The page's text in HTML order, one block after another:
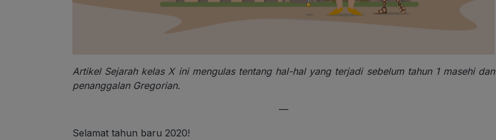
Artikel Sejarah kelas X ini mengulas tentang hal-hal yang terjadi sebelum tahun 1 masehi dan
penanggalan Gregorian.
—
Selamat tahun baru 2020!